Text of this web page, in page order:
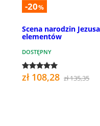
-20%
Scena narodzin
elementów
DOSTĘPNY
zł 108,28 zł 135,35